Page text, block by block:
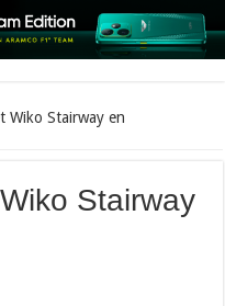
Wiko Stairway en
Stairway